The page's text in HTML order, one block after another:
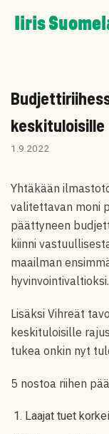
Skip
to
Iiris
keskituloisille
1.9.2022
Yhtäkään
valitettavan moni
päättyneen
kiinni
maailman
hyvinvointivaltioksi.
Lisäksi Vihreät
keskituloisille
tukea onkin nyt
5 nostoa riihen
Laajat tuet